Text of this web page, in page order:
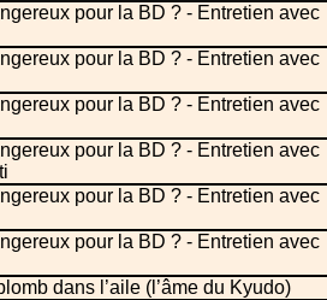
pour la BD ? - Entretien avec
pour la BD ? - Entretien avec
pour la BD ? - Entretien avec
pour la BD ? - Entretien avec
pour la BD ? - Entretien avec
pour la BD ? - Entretien avec
dans l’aile (l’âme du Kyudo)